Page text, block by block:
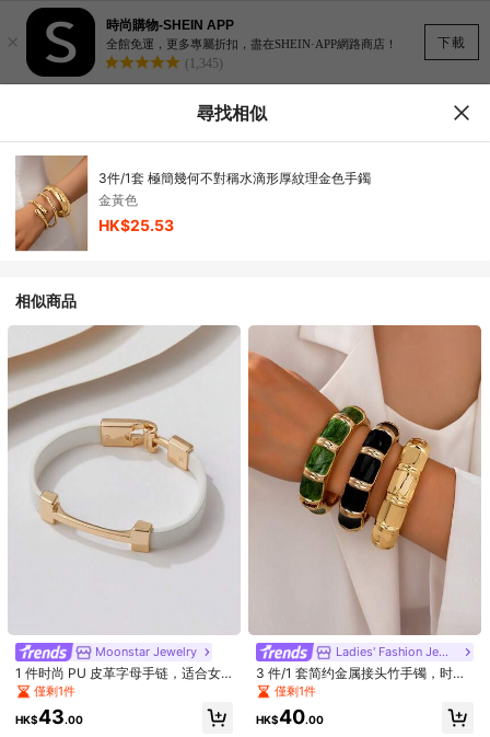
下載
×
時尚購物-SHEIN APP
全館免運，更多專屬折扣，盡在SHEIN·APP網路商店！
(1,345)
尋找相似
3件/1套 極簡幾何不對稱水滴形厚紋理金色手鐲
金黃色
HK$25.53
相似商品
Moonstar Jewelry
1 件时尚 PU 皮革字母手链，适合女
性日常佩戴
僅剩1件
HK$43.00
Ladies' Fashion Jewelry
3 件/1 套简约金属接头竹手镯，时尚
欧美风格，适合女性日常佩戴
僅剩1件
HK$40.00